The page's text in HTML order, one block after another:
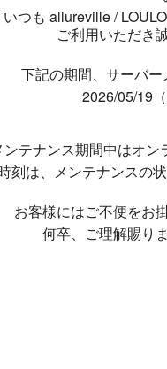
いつも allureville /
ご利用いただき
下記の期間、サーバー
2026/05/19
ンテナンス期間中はオン
刻は、メンテナンスの
お客様にはご不便をお掛
何卒、ご理解賜り